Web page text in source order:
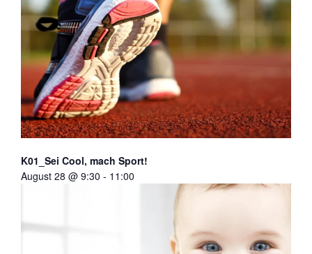
K01_Sei Cool, mach Sport!
August 28 @ 9:30 - 11:00